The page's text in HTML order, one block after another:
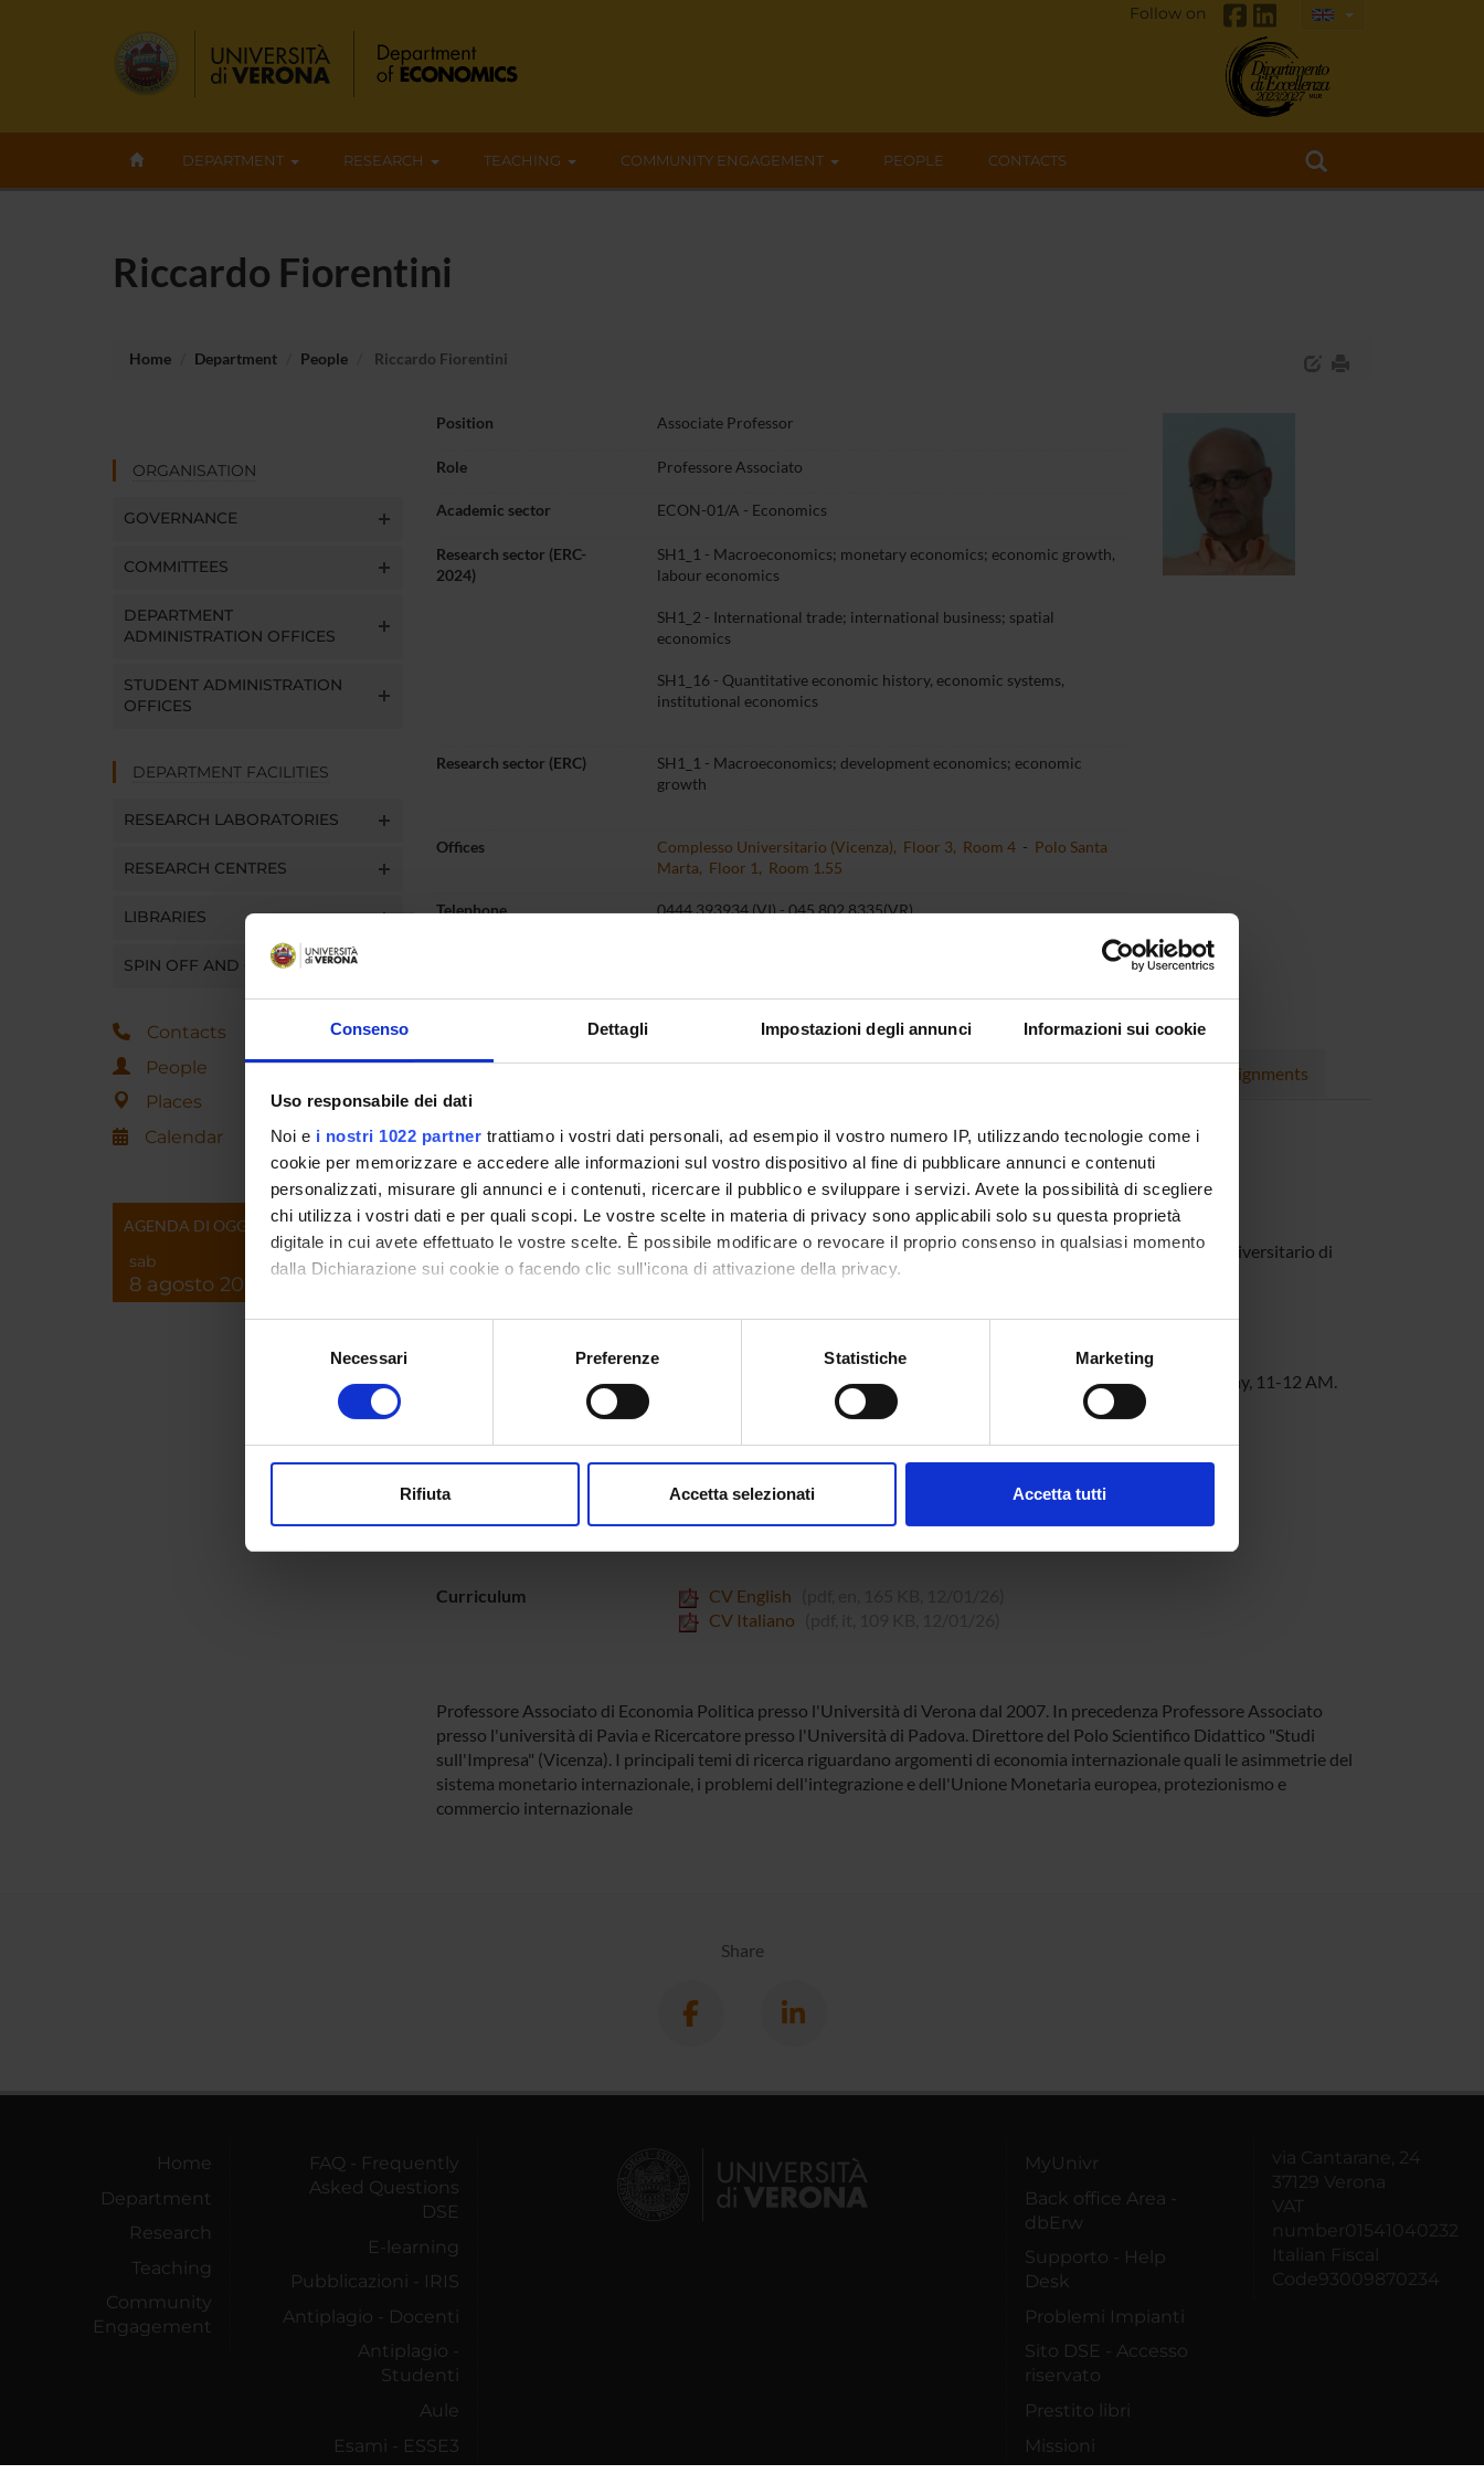
Consenso Dettagli Impostazioni degli annunci Informazioni sui cookie
Uso responsabile dei dati
Noi e i nostri 1022 partner trattiamo i vostri dati personali, ad esempio il vostro numero IP, utilizzando tecnologie come i
cookie per memorizzare e accedere alle informazioni sul vostro dispositivo al fine di pubblicare annunci e contenuti
personalizzati, misurare gli annunci e i contenuti, ricercare il pubblico e sviluppare i servizi. Avete la possibilità di scegliere
chi utilizza i vostri dati e per quali scopi. Le vostre scelte in materia di privacy sono applicabili solo su questa proprietà
digitale in cui avete effettuato le vostre scelte. È possibile modificare o revocare il proprio consenso in qualsiasi momento
dalla Dichiarazione sui cookie o facendo clic sull'icona di attivazione della privacy.
Con il tuo consenso, vorremmo anche:
raccogliere informazioni sulla tua posizione geografica, con un'approssimazione di qualche metro,
digitali).
modificare o ritirare il tuo consenso in qualsiasi momento dalla Dichiarazione sui cookie.
che hanno raccolto dal tuo utilizzo dei loro servizi.
Necessari Preferenze Statistiche Marketing
Rifiuta Accetta selezionati Accetta tutti
Follow on
DEPARTMENT RESEARCH TEACHING COMMUNITY ENGAGEMENT PEOPLE CONTACTS
Riccardo Fiorentini
Home Department People Riccardo Fiorentini
ORGANISATION
GOVERNANCE
COMMITTEES
DEPARTMENT
ADMINISTRATION OFFICES
STUDENT ADMINISTRATION
OFFICES
DEPARTMENT FACILITIES
RESEARCH LABORATORIES
RESEARCH CENTRES
LIBRARIES
SPIN OFF AND COMPANIES
Contacts
People
Places
Calendar
AGENDA DI OGGI
sab
8 agosto 2026
Position Associate Professor
Role Professore Associato
Academic sector ECON-01/A - Economics
Research sector (ERC-
2024)
SH1_1 - Macroeconomics; monetary economics; economic growth,
labour economics
SH1_2 - International trade; international business; spatial
economics
SH1_16 - Quantitative economic history, economic systems,
institutional economics
Research sector (ERC)
SH1_1 - Macroeconomics; development economics; economic
growth
Offices Complesso Universitario (Vicenza), Floor 3, Room 4 - Polo Santa
Marta, Floor 1, Room 1.55
Telephone 0444 393934 (VI) - 045 802 8335(VR)
Assignments
Thursday, Hours 11:00 AM - 12:00 PM,Complesso Universitario (Vicenza), Floor 3, room 4
Il ricevimento del prof. Fiorentini si tiene il giovedì ore 11-12 presso l'ufficio del Docente nel complesso universitario di
Viale Margherita, terzo piano, stanza 4.
Students can meet the teacher in Vicenza (Room 4, third floor, at the Viale Margherita Building) on Thursday, 11-12 AM.
Upon request, online meeting are possible (using the Zoom app).
Curriculum CV English
CV Italiano
Professore Associato di Economia Politica presso l'Università di Verona dal 2007. In precedenza Professore Associato
presso l'università di Pavia e Ricercatore presso l'Università di Padova. Direttore del Polo Scientifico Didattico "Studi
sull'Impresa" (Vicenza). I principali temi di ricerca riguardano argomenti di economia internazionale quali le asimmetrie del
sistema monetario internazionale, i problemi dell'integrazione e dell'Unione Monetaria europea, protezionismo e
commercio internazionale
Share
Home
Department
Research
Teaching
Community
Engagement
FAQ - Frequently
Asked Questions
DSE
E-learning
Pubblicazioni - IRIS
Antiplagio - Docenti
Antiplagio -
Studenti
Aule
Esami - ESSE3
MyUnivr
Back office Area -
dbErw
Supporto - Help
Desk
Problemi Impianti
Sito DSE - Accesso
riservato
Prestito libri
Missioni
via Cantarane, 24
37129 Verona
VAT
number01541040232
Italian Fiscal
Code93009870234